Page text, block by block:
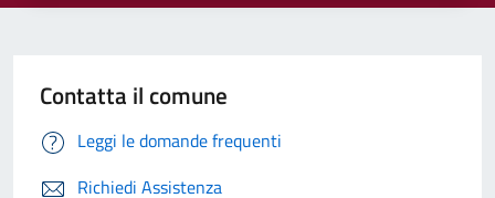
Contatta il comune
Leggi le domande frequenti
Richiedi Assistenza